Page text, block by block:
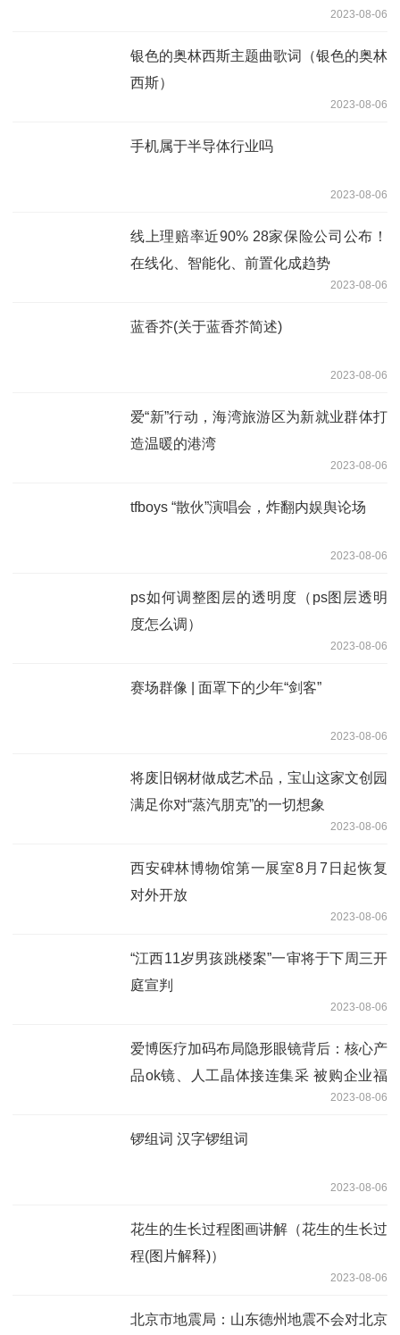
2023-08-06
银色的奥林西斯主题曲歌词（银色的奥林
西斯）
2023-08-06
手机属于半导体行业吗
2023-08-06
线上理赔率近90% 28家保险公司公布！
在线化、智能化、前置化成趋势
2023-08-06
蓝香芥(关于蓝香芥简述)
2023-08-06
爱“新”行动，海湾旅游区为新就业群体打
造温暖的港湾
2023-08-06
tfboys “散伙”演唱会，炸翻内娱舆论场
2023-08-06
ps如何调整图层的透明度（ps图层透明
度怎么调）
2023-08-06
赛场群像 | 面罩下的少年“剑客”
2023-08-06
将废旧钢材做成艺术品，宝山这家文创园
满足你对“蒸汽朋克”的一切想象
2023-08-06
西安碑林博物馆第一展室8月7日起恢复
对外开放
2023-08-06
“江西11岁男孩跳楼案”一审将于下周三开
庭宣判
2023-08-06
爱博医疗加码布局隐形眼镜背后：核心产
品ok镜、人工晶体接连集采 被购企业福
2023-08-06
锣组词 汉字锣组词
2023-08-06
花生的生长过程图画讲解（花生的生长过
程(图片解释)）
2023-08-06
北京市地震局：山东德州地震不会对北京